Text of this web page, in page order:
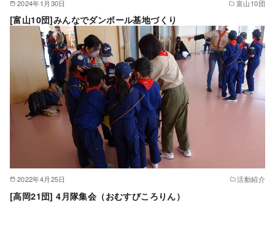
2024年1月30日 富山10団
[富山10団]みんなでダンボール基地づくり
2022年4月25日 活動紹介
[高岡21団] 4月隊集会（おむすびころりん）